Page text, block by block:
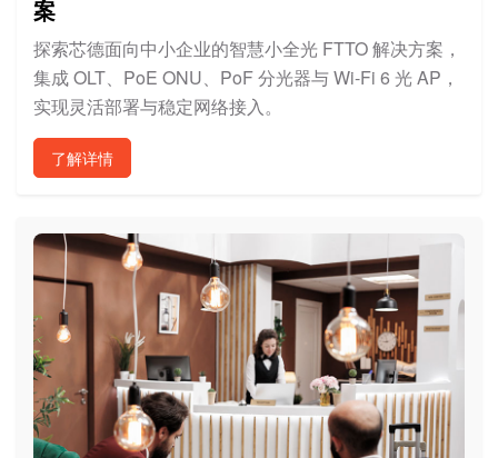
案
探索芯德面向中小企业的智慧小全光 FTTO 解决方案，
集成 OLT、PoE ONU、PoF 分光器与 Wi-Fi 6 光 AP，
实现灵活部署与稳定网络接入。
了解详情